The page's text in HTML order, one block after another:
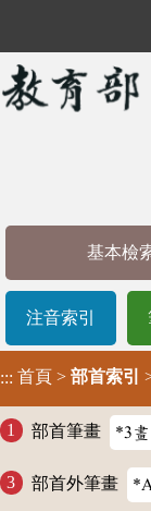
基本檢
注音索引
::: 首頁 > 部首索引
部首筆畫
部首外筆畫